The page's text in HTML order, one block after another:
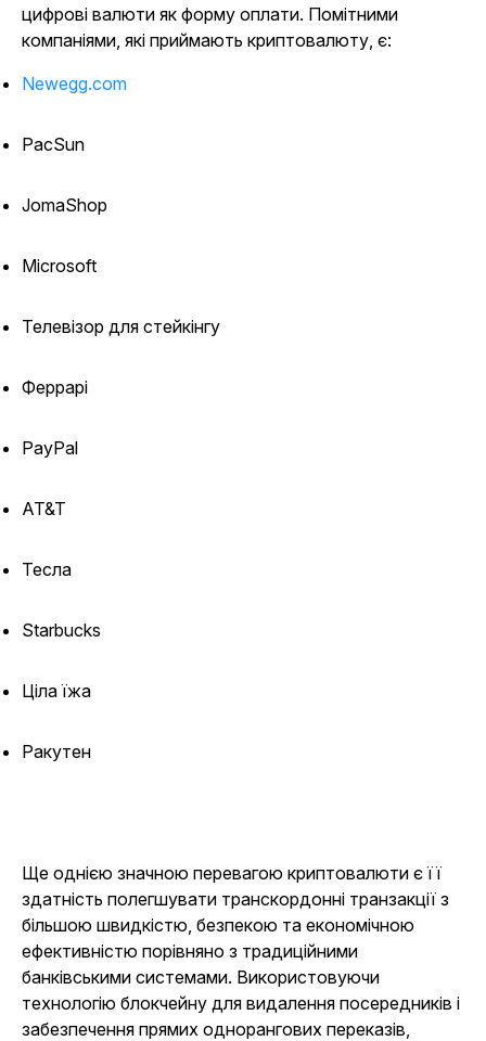
цифрові валюти як форму оплати. Помітними
компаніями, які приймають криптовалюту, є:
Newegg.com
PacSun
JomaShop
Microsoft
Телевізор для стейкінгу
Феррарі
PayPal
AT&T
Тесла
Starbucks
Ціла їжа
Ракутен
Ще однією значною перевагою криптовалюти є її
здатність полегшувати транскордонні транзакції з
більшою швидкістю, безпекою та економічною
ефективністю порівняно з традиційними
банківськими системами. Використовуючи
технологію блокчейну для видалення посередників і
забезпечення прямих однорангових переказів,